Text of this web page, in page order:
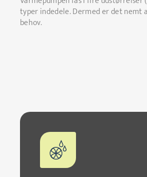
typer indedele. Dermed er det nemt
behov.